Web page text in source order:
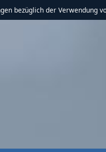
bezüglich der Verwendung